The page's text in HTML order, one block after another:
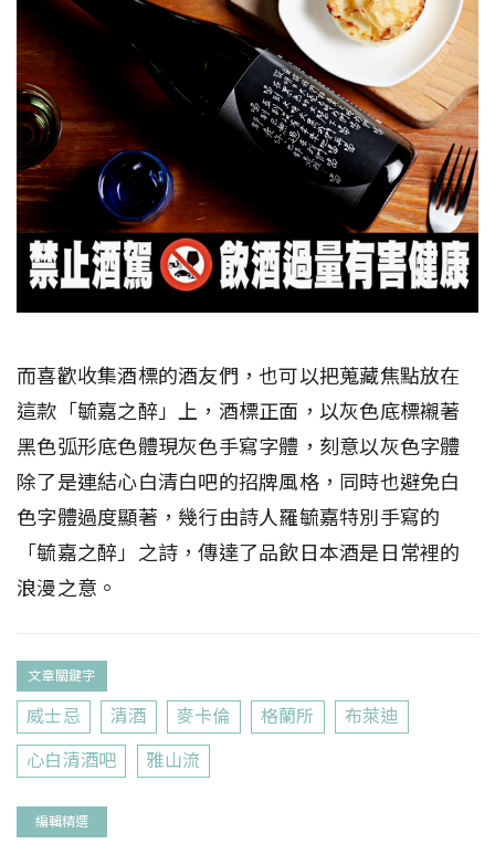
而喜歡收集酒標的酒友們，也可以把蒐藏焦點放在
這款「毓嘉之醉」上，酒標正面，以灰色底標襯著
黑色弧形底色體現灰色手寫字體，刻意以灰色字體
除了是連結心白清白吧的招牌風格，同時也避免白
色字體過度顯著，幾行由詩人羅毓嘉特別手寫的
「毓嘉之醉」之詩，傳達了品飲日本酒是日常裡的
浪漫之意。
文章關鍵字
威士忌 清酒 麥卡倫 格蘭所
布萊迪
心白清酒吧
雅山流
編輯精選